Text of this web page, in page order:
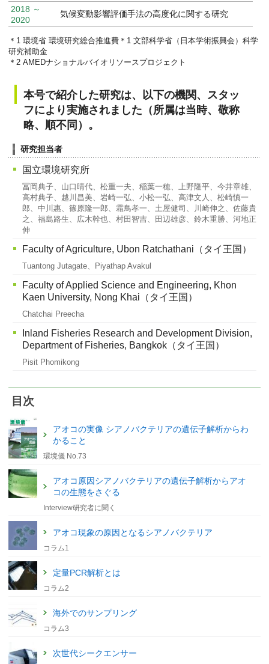
2018 ～
2020
気候変動影響評価手法の高度化に関する研究
＊1 環境省 環境研究総合推進費＊1 文部科学省（日本学術振興会）科学
研究補助金
＊2 AMEDナショナルバイオリソースプロジェクト
本号で紹介した研究は、以下の機関、スタッ
フにより実施されました（所属は当時、敬称
略、順不同）。
研究担当者
国立環境研究所
冨岡典子、山口晴代、松重一夫、稲葉一穂、上野隆平、今井章雄、
高村典子、越川昌美、岩崎一弘、小松一弘、高津文人、松崎慎一
郎、中川惠、篠原隆一郎、霜鳥孝一、土屋健司、川崎伸之、佐藤貴
之、福島路生、広木幹也、村田智吉、田辺雄彦、鈴木重勝、河地正
伸
Faculty of Agriculture, Ubon Ratchathani（タイ王国）
Tuantong Jutagate、Piyathap Avakul
Faculty of Applied Science and Engineering, Khon
Kaen University, Nong Khai（タイ王国）
Chatchai Preecha
Inland Fisheries Research and Development Division,
Department of Fisheries, Bangkok（タイ王国）
Pisit Phomikong
目次
アオコの実像 シアノバクテリアの遺伝子解析からわ
かること
環境儀 No.73
アオコ原因シアノバクテリアの遺伝子解析からアオ
コの生態をさぐる
Interview研究者に聞く
アオコ現象の原因となるシアノバクテリア
コラム1
定量PCR解析とは
コラム2
海外でのサンプリング
コラム3
次世代シークエンサー